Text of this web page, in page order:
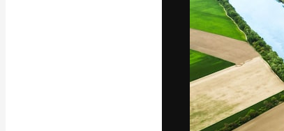
Die
Arbeit